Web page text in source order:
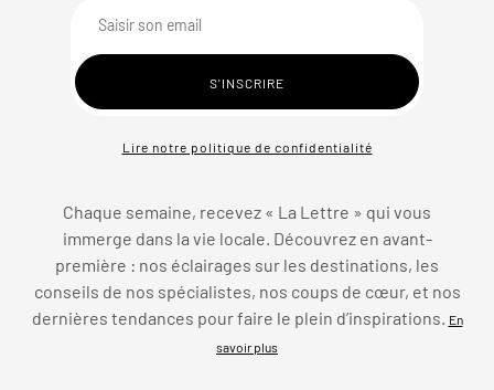
Lire notre politique de confidentialité
Chaque semaine, recevez « La Lettre » qui vous
immerge dans la vie locale. Découvrez en avant-
première : nos éclairages sur les destinations, les
conseils de nos spécialistes, nos coups de cœur, et nos
dernières tendances pour faire le plein d’inspirations. En
savoir plus